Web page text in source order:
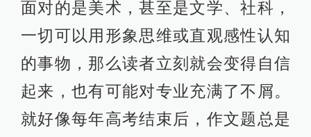
面对的是美术，甚至是文学、社科，
一切可以用形象思维或直观感性认知
的事物，那么读者立刻就会变得自信
起来，也有可能对专业充满了不屑。
就好像每年高考结束后，作文题总是